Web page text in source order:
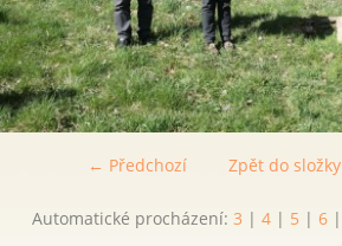
← Předchozí Zpět do složky
Automatické procházení: 3 | 4 | 5 | 6 |